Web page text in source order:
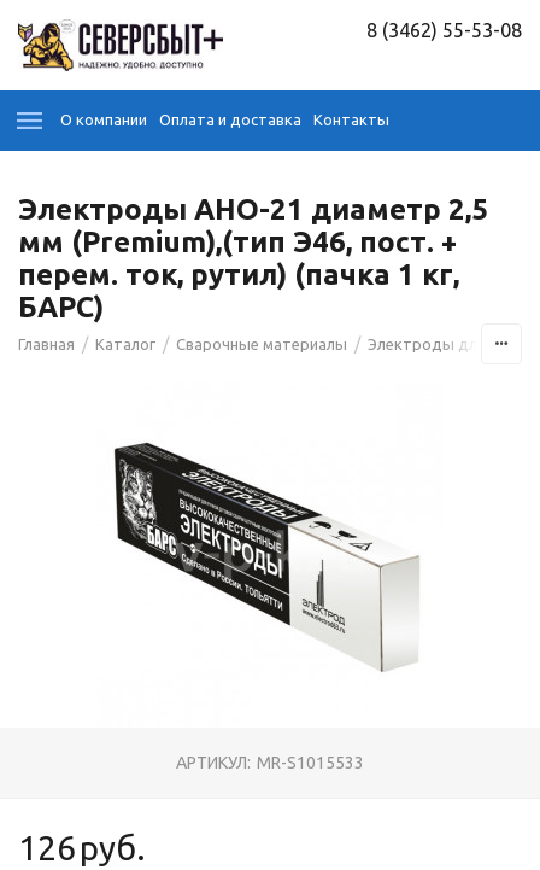
8 (3462) 55-53-08
О компании Оплата и доставка Контакты
Электроды АНО-21 диаметр 2,5
мм (Premium),(тип Э46, пост. +
перем. ток, рутил) (пачка 1 кг,
БАРС)
Главная / Каталог / Сварочные материалы / Электроды для сварки
АРТИКУЛ: MR-S1015533
126руб.